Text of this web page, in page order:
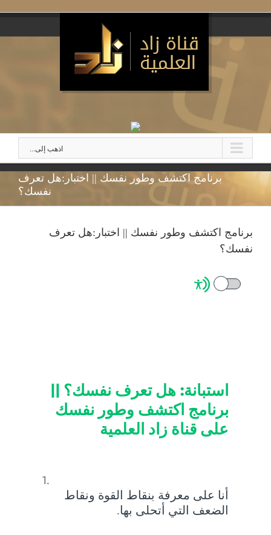
اذهب إلى...
برنامج اكتشف وطور نفسك || اختبار:هل تعرف
نفسك؟
برنامج اكتشف وطور نفسك || اختبار:هل تعرف
نفسك؟